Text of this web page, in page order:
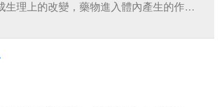
生理上的改變，藥物進入體內產生的作用